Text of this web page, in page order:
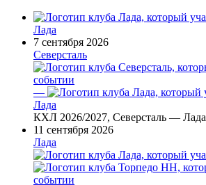
Лада
7 сентября 2026
Северсталь
—
Лада
КХЛ 2026/2027, Северсталь — Лада
11 сентября 2026
Лада